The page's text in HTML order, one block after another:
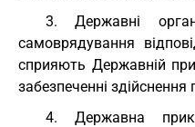
3. Державні
самоврядування
сприяють Державній
забезпеченні
4. Державна